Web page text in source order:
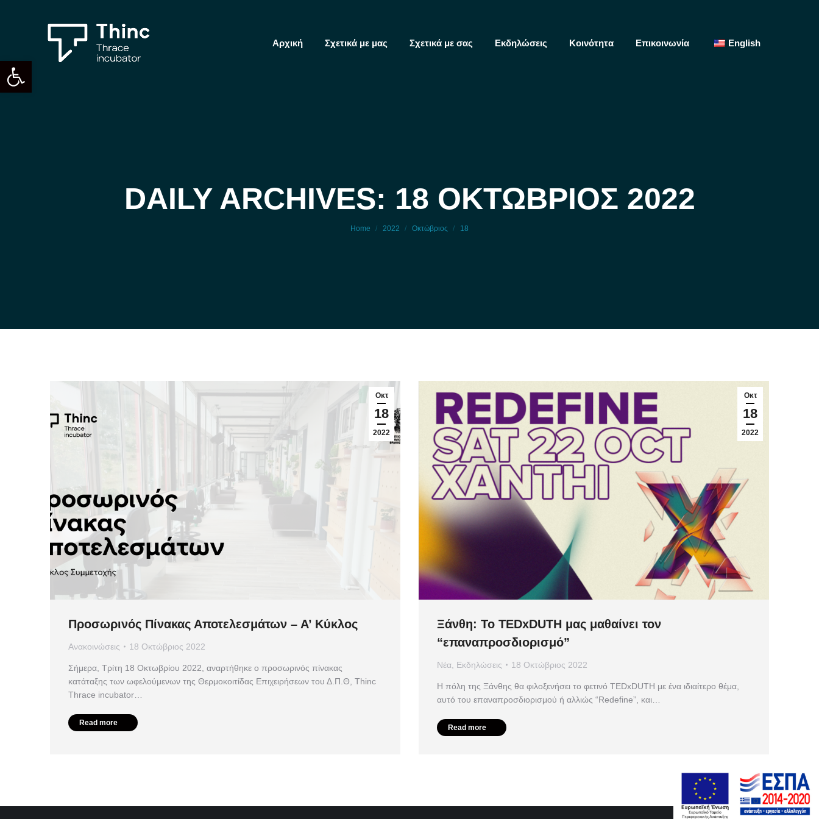
Ανοίξτε τη γραμμή εργαλείων
Αρχική Σχετικά με μας Σχετικά με σας Εκδηλώσεις Κοινότητα Επικοινωνία English
DAILY ARCHIVES: 18 ΟΚΤΏΒΡΙΟΣ 2022
You are here:
Home 2022 Οκτώβριος 18
Οκτ
18
2022
Προσωρινός Πίνακας Αποτελεσμάτων – Α’ Κύκλος
Ανακοινώσεις 18 Οκτώβριος 2022
Σήμερα, Τρίτη 18 Οκτωβρίου 2022, αναρτήθηκε ο προσωρινός πίνακας
κατάταξης των ωφελούμενων της Θερμοκοιτίδας Επιχειρήσεων του Δ.Π.Θ, Thinc
Thrace incubator…
Read more
Οκτ
18
2022
Ξάνθη: Το TEDxDUTH μας μαθαίνει τον
“επαναπροσδιορισμό”
Νέα Εκδηλώσεις 18 Οκτώβριος 2022
Η πόλη της Ξάνθης θα φιλοξενήσει το φετινό TEDxDUTH με ένα ιδιαίτερο θέμα,
αυτό του επαναπροσδιορισμού ή αλλιώς “Redefine”, και…
Read more